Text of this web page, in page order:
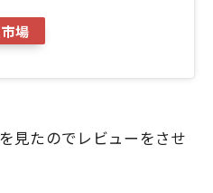
場
見たのでレビューをさせ